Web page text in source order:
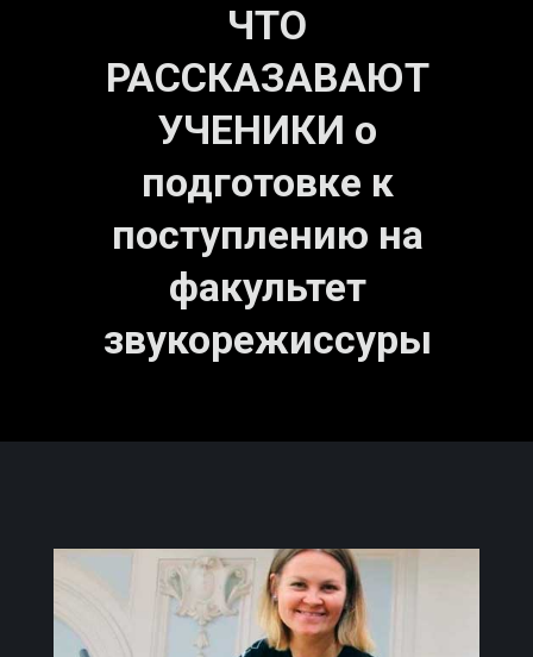
ЧТО
РАССКАЗАВАЮТ
УЧЕНИКИ о
подготовке к
поступлению на
факультет
звукорежиссуры